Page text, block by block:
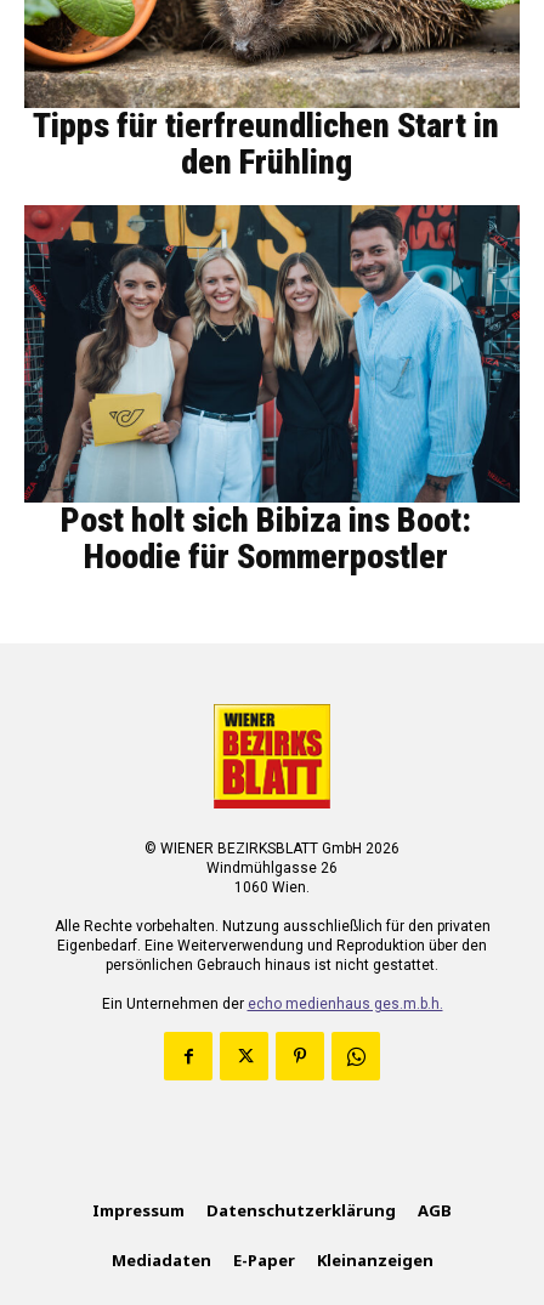
Tipps für tierfreundlichen Start in
den Frühling
Post holt sich Bibiza ins Boot:
Hoodie für Sommerpostler
© WIENER BEZIRKSBLATT GmbH 2026
Windmühlgasse 26
1060 Wien.
Alle Rechte vorbehalten. Nutzung ausschließlich für den privaten
Eigenbedarf. Eine Weiterverwendung und Reproduktion über den
persönlichen Gebrauch hinaus ist nicht gestattet.
Ein Unternehmen der echo medienhaus ges.m.b.h.
Impressum Datenschutzerklärung AGB
Mediadaten E-Paper Kleinanzeigen